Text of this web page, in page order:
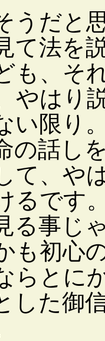
うだと
て法を
も、そ
やはり
い限り
の話し
て、や
るです
る事じ
も初心
らとに
した御